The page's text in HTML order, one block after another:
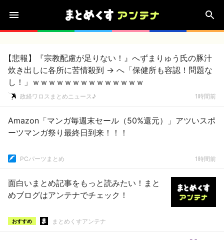
【悲報】『宗教配慮が足りない！』へずまりゅう氏の豚汁
炊き出しに各所に苦情殺到 → へ「保健所も容認！問題な
し！」ｗｗｗｗｗｗｗｗｗｗｗｗｗｗ
政経ワロスまとめニュース♪ 1時間前
Amazon「マンガ毎週末セール（50%還元）」アツいスポ
ーツマンガ祭り最終日到来！！！
PCパーツまとめ 1時間前
面白いまとめ記事をもっと読みたい！まと
めブログはアンテナでチェック！
おすすめ まとめくすアンテナ